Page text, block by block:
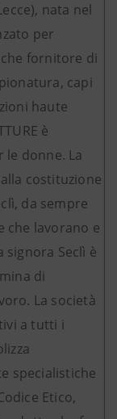
nata nel
per
fornitore di
capi
haute
è
le donne. La
costituzione
da sempre
che lavorano e
signora Seclì è
di
La società
a tutti i
specialistiche
Etico,